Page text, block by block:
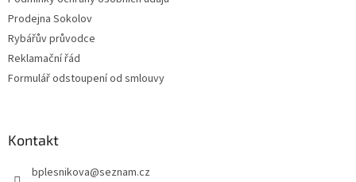
Prodejna Sokolov
Rybářův průvodce
Reklamační řád
Formulář odstoupení od smlouvy
Kontakt
bplesnikova@seznam.cz